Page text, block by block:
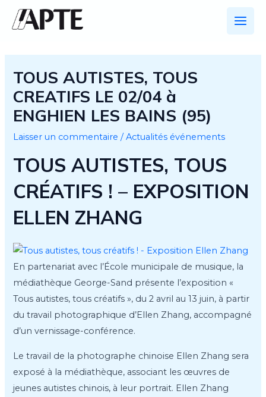
Aller
Menu
TOUS AUTISTES, TOUS
CREATIFS LE 02/04 à
ENGHIEN LES BAINS (95)
Laisser un commentaire /Actualités événements
TOUS AUTISTES, TOUS
CRÉATIFS ! – EXPOSITION
ELLEN ZHANG
En partenariat avec l’École municipale de musique, la
médiathèque George-Sand présente l’exposition «
Tous autistes, tous créatifs », du 2 avril au 13 juin, à partir
du travail photographique d’Ellen Zhang, accompagné
d’un vernissage-conférence.
Le travail de la photographe chinoise Ellen Zhang sera
exposé à la médiathèque, associant les œuvres de
jeunes autistes chinois, à leur portrait. Ellen Zhang